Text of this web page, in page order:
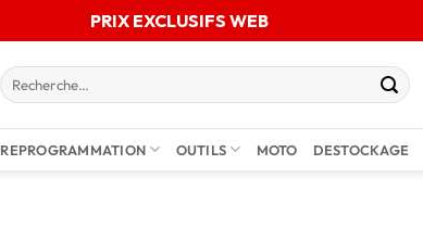
PRIX EXCLUSIFS WEB
REPROGRAMMATION OUTILS MOTO DESTOCKAGE